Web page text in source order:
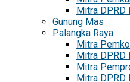
Mitra DPRD
Gunung Mas
Palangka Raya
Mitra
Mitra DPRD
Mitra
Mitra DPRD